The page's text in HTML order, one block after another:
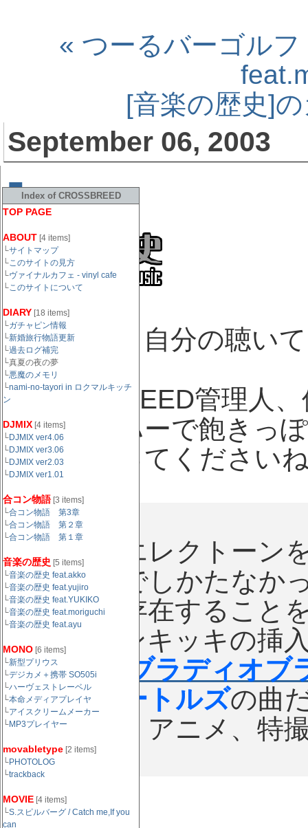
Index of CROSSBREED
TOP PAGE
ABOUT [4 items]
└サイトマップ
└このサイトの見方
└ヴァイナルカフェ - vinyl cafe
└このサイトについて
DIARY [18 items]
└ガチャピン情報
└新婚旅行物語更新
└過去ログ補完
└真夏の夜の夢
└悪魔のメモリ
└nami-no-tayori in ロクマルキッチ
ン
DJMIX [4 items]
└DJMIX ver4.06
└DJMIX ver3.06
└DJMIX ver2.03
└DJMIX ver1.01
合コン物語 [3 items]
└合コン物語 第3章
└合コン物語 第２章
└合コン物語 第１章
音楽の歴史 [5 items]
└音楽の歴史 feat.akko
└音楽の歴史 feat.yujiro
└音楽の歴史 feat.YUKIKO
└音楽の歴史 feat.moriguchi
└音楽の歴史 feat.ayu
MONO [6 items]
└新型プリウス
└デジカメ＋携帯 SO505i
└ハーヴェストレーベル
└本命メディアプレイヤ
└アイスクリームメーカー
└MP3プレイヤー
movabletype [2 items]
└PHOTOLOG
└trackback
MOVIE [4 items]
└S.スピルバーグ / Catch me,If you
can
« つーるバーゴルフ
[音楽の歴史]
September 06, 2003
■音楽の歴史 feat.ayu
幼い頃から自分の聴い
楽の歴史。
CROSSBREED管理人
もうミーハーで飽きっ
読んでやってくださ
1976
いやいやエレクトーン
やでいやでしかたなか
うものが存在すること
当時はポンキッキの挿
の曲「
オブラディオブ
ちろん ビートルズの曲
もっぱら、アニメ、特